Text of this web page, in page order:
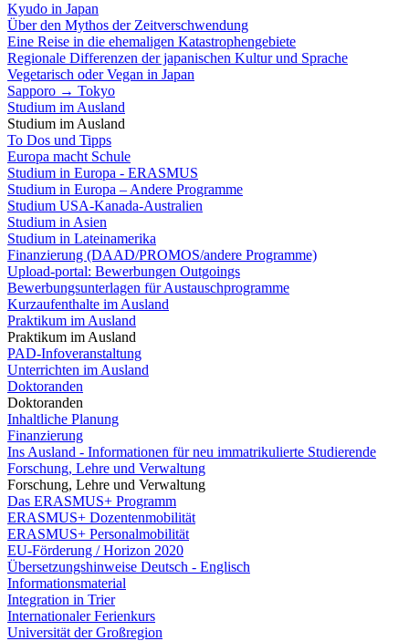
Kyudo in Japan
Über den Mythos der Zeitverschwendung
Eine Reise in die ehemaligen Katastrophengebiete
Regionale Differenzen der japanischen Kultur und Sprache
Vegetarisch oder Vegan in Japan
Sapporo → Tokyo
Studium im Ausland
Studium im Ausland
To Dos und Tipps
Europa macht Schule
Studium in Europa - ERASMUS
Studium in Europa – Andere Programme
Studium USA-Kanada-Australien
Studium in Asien
Studium in Lateinamerika
Finanzierung (DAAD/PROMOS/andere Programme)
Upload-portal: Bewerbungen Outgoings
Bewerbungsunterlagen für Austauschprogramme
Kurzaufenthalte im Ausland
Praktikum im Ausland
Praktikum im Ausland
PAD-Infoveranstaltung
Unterrichten im Ausland
Doktoranden
Doktoranden
Inhaltliche Planung
Finanzierung
Ins Ausland - Informationen für neu immatrikulierte Studierende
Forschung, Lehre und Verwaltung
Forschung, Lehre und Verwaltung
Das ERASMUS+ Programm
ERASMUS+ Dozentenmobilität
ERASMUS+ Personalmobilität
EU-Förderung / Horizon 2020
Übersetzungshinweise Deutsch - Englisch
Informationsmaterial
Integration in Trier
Internationaler Ferienkurs
Universität der Großregion